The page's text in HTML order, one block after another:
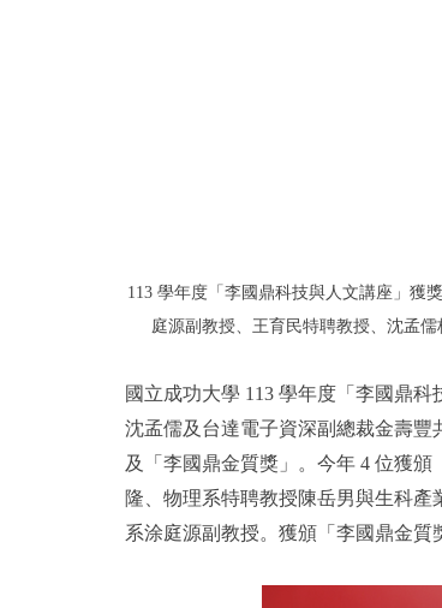
113 學年度「李國鼎科技與人文講座」獲
庭源副教授、王育民特聘教授、沈孟
國立成功大學 113 學年度「李國鼎
沈孟儒及台達電子資深副總裁金壽豐
及「李國鼎金質獎」。今年 4 位獲
隆、物理系特聘教授陳岳男與生科
系涂庭源副教授。獲頒「李國鼎金質